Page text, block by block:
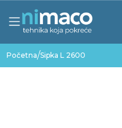
Početna/Sipka L 2600